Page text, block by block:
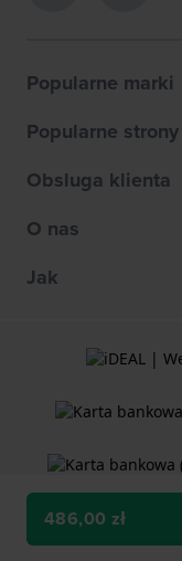
486,00 zł
Popularne marki
Popularne strony
Obsluga klienta
O nas
Jak